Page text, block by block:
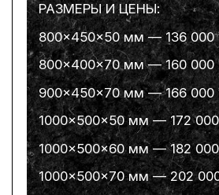
РАЗМЕРЫ И ЦЕНЫ:
800×450×50 мм — 136 000
800×400×70 мм — 160 000
900×450×70 мм — 166 000
1000×500×50 мм — 172
1000×500×60 мм — 182
1000×500×70 мм — 202